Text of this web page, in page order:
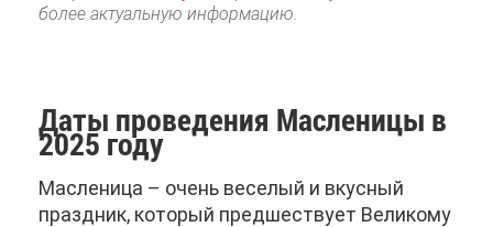
бо­лее ак­ту­аль­ную ин­фор­ма­цию.
Да­ты про­ве­де­ния Мас­ле­ни­цы в
2025 го­ду
Мас­ле­ни­ца – очень ве­се­лый и вкус­ный
празд­ник, ко­то­рый пред­ше­ству­ет Ве­ли­ко­му